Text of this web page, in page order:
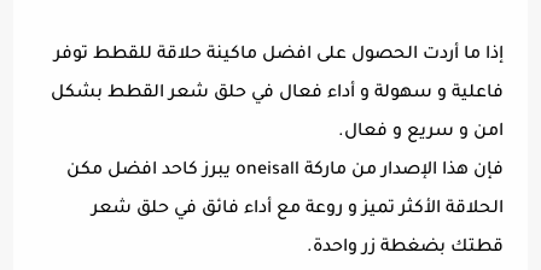
إذا ما أردت الحصول على افضل ماكينة حلاقة للقطط توفر
فاعلية و سهولة و أداء فعال في حلق شعر القطط بشكل
امن و سريع و فعال.
فإن هذا الإصدار من ماركة oneisall يبرز كاحد افضل مكن
الحلاقة الأكثر تميز و روعة مع أداء فائق في حلق شعر
قطتك بضغطة زر واحدة.